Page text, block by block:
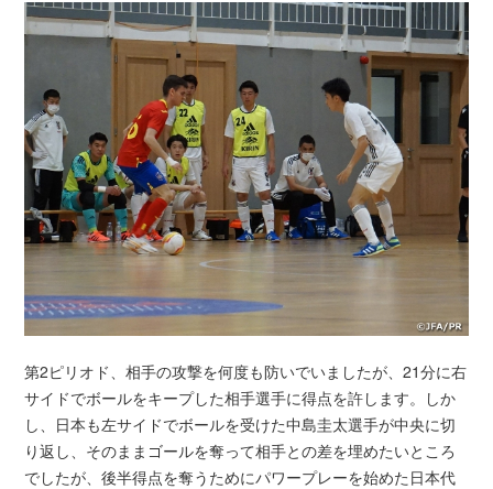
第2ピリオド、相手の攻撃を何度も防いでいましたが、21分に右
サイドでボールをキープした相手選手に得点を許します。しか
し、日本も左サイドでボールを受けた中島圭太選手が中央に切
り返し、そのままゴールを奪って相手との差を埋めたいところ
でしたが、後半得点を奪うためにパワープレーを始めた日本代